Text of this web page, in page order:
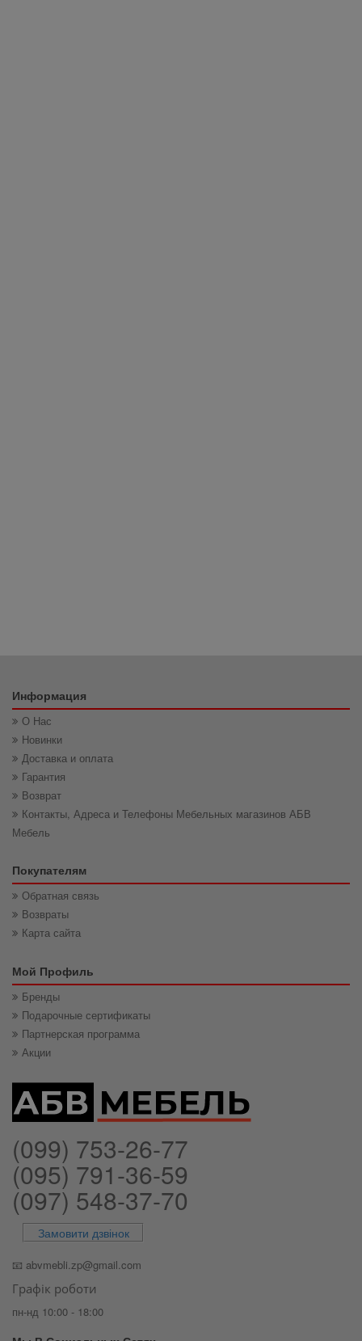
Информация
О Нас
Новинки
Доставка и оплата
Гарантия
Возврат
Контакты, Адреса и Телефоны Мебельных магазинов АБВ
Мебель
Покупателям
Обратная связь
Возвраты
Карта сайта
Мой Профиль
Бренды
Подарочные сертификаты
Партнерская программа
Акции
(099) 753-26-77
(095) 791-36-59
(097) 548-37-70
Замовити дзвінок
📧 abvmebli.zp@gmail.com
Графік роботи
пн-нд 10:00 - 18:00